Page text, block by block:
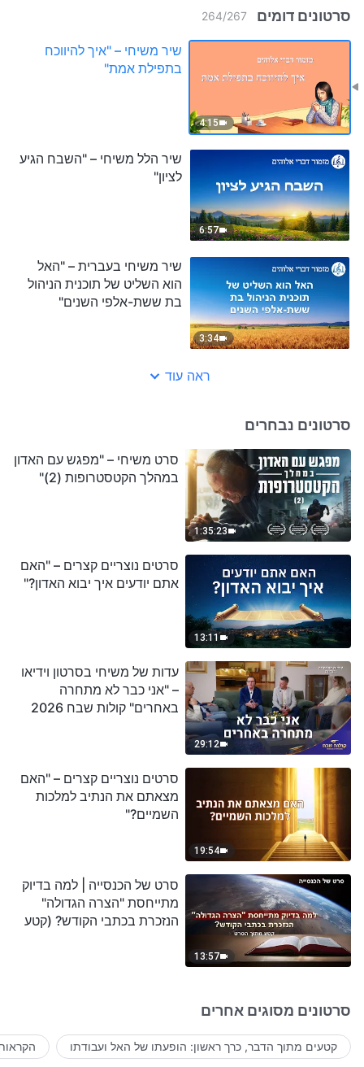
סרטונים דומים 264/267
4:15
שיר משיחי – "איך להיווכח
בתפילת אמת"
6:57
שיר הלל משיחי – "השבח הגיע
לציון"
3:34
שיר משיחי בעברית – "האל
הוא השליט של תוכנית הניהול
בת ששת-אלפי השנים"
ראה עוד
סרטונים נבחרים
1:35:23
סרט משיחי – "מפגש עם האדון
במהלך הקטסטרופות (2)"
13:11
סרטים נוצריים קצרים – "האם
אתם יודעים איך יבוא האדון?"
29:12
עדות של משיחי בסרטון וידיאו
– "אני כבר לא מתחרה
באחרים" קולות שבח 2026
19:54
סרטים נוצריים קצרים – "האם
מצאתם את הנתיב למלכות
השמיים?"
13:57
סרט של הכנסייה | למה בדיוק
מתייחסת "הצרה הגדולה"
הנזכרת בכתבי הקודש? (קטע
סרטונים מסוגים אחרים
קטעים מתוך הדבר, כרך ראשון: הופעתו של האל ועבודתו